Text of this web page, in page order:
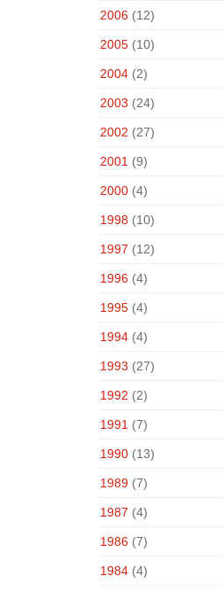
2006 (12)
2005 (10)
2004 (2)
2003 (24)
2002 (27)
2001 (9)
2000 (4)
1998 (10)
1997 (12)
1996 (4)
1995 (4)
1994 (4)
1993 (27)
1992 (2)
1991 (7)
1990 (13)
1989 (7)
1987 (4)
1986 (7)
1984 (4)